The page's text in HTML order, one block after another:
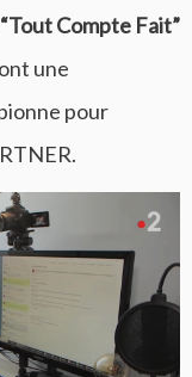
Compte Fait”
une
pour